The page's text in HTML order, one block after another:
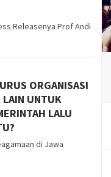
Releasenya Prof Andi
ORGANISASI
LAIN UNTUK
LALU
di Jawa